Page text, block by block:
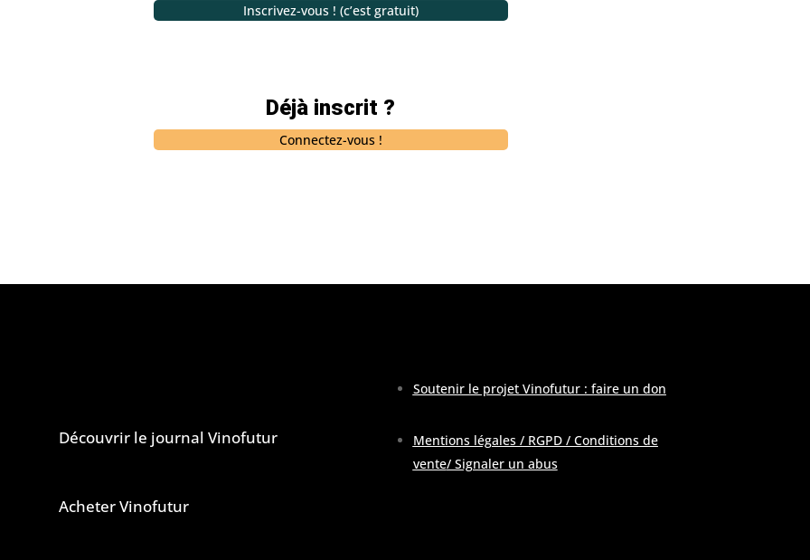
Inscrivez-vous ! (c’est gratuit)
Déjà inscrit ?
Connectez-vous !
Découvrir le journal Vinofutur
Acheter Vinofutur
Soutenir le projet Vinofutur : faire un don
Mentions légales / RGPD / Conditions de
vente/ Signaler un abus